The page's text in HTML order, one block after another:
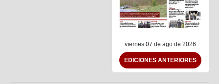
viernes 07 de ago de 2026
EDICIONES ANTERIORES